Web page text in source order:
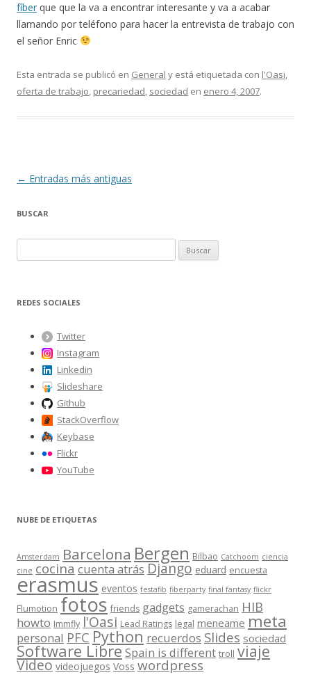
fíber que que la va a encontrar interesante y va a acabar
llamando por teléfono para hacer la entrevista de trabajo con
el señor Enric
Esta entrada se publicó en General y está etiquetada con l'Oasi,
oferta de trabajo, precariedad, sociedad en enero 4, 2007.
Navegación
entradas
← Entradas más antiguas
BUSCAR
u
c
REDES SOCIALES
Twitter
Instagram
Linkedin
Slideshare
Github
StackOverflow
Keybase
Flickr
YouTube
NUBE DE ETIQUETAS
Amsterdam Barcelona Bergen Bilbao Catchoom ciencia
cine cocinacuenta atrás Django eduard encuesta
erasmus eventos festafib fiberparty final fantasy flickr
Flumotion fotos friends gadgets gamerachan HIB
howto Immfly l'Oasi Lead Ratings legal meneame meta
personal PFC Python recuerdos Slides sociedad
Software LibreSpain is different troll viaje
Video videojuegos Voss wordpress